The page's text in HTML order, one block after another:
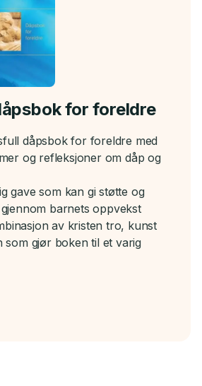
for foreldre
dåpsbok for foreldre med
og refleksjoner om dåp og
gave som kan gi støtte og
barnets oppvekst
av kristen tro, kunst
som gjør boken til et varig